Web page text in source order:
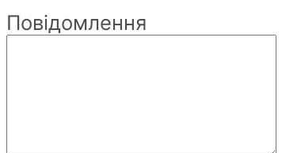
Повідомлення